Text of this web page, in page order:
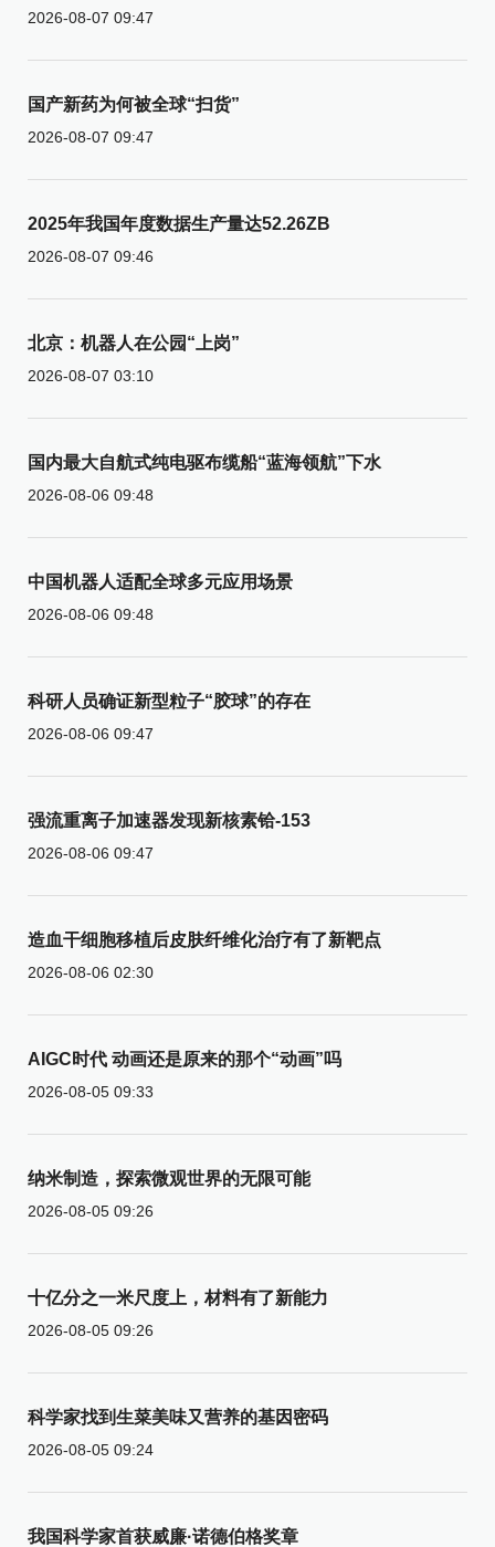
2026-08-07 09:47
国产新药为何被全球“扫货”
2026-08-07 09:47
2025年我国年度数据生产量达52.26ZB
2026-08-07 09:46
北京：机器人在公园“上岗”
2026-08-07 03:10
国内最大自航式纯电驱布缆船“蓝海领航”下水
2026-08-06 09:48
中国机器人适配全球多元应用场景
2026-08-06 09:48
科研人员确证新型粒子“胶球”的存在
2026-08-06 09:47
强流重离子加速器发现新核素铪-153
2026-08-06 09:47
造血干细胞移植后皮肤纤维化治疗有了新靶点
2026-08-06 02:30
AIGC时代 动画还是原来的那个“动画”吗
2026-08-05 09:33
纳米制造，探索微观世界的无限可能
2026-08-05 09:26
十亿分之一米尺度上，材料有了新能力
2026-08-05 09:26
科学家找到生菜美味又营养的基因密码
2026-08-05 09:24
我国科学家首获威廉·诺德伯格奖章